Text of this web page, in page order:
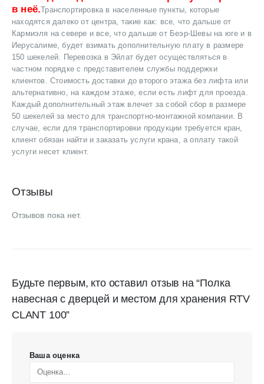
в неё.Транспортировка в населенные пункты, которые
находятся далеко от центра, такие как: все, что дальше от
Кармиэля на севере и все, что дальше от Беэр-Шевы на юге и в
Иерусалиме, будет взимать дополнительную плату в размере
150 шекелей. Перевозка в Эйлат будет осуществляться в
частном порядке с представителем службы поддержки
клиентов. Стоимость доставки до второго этажа без лифта или
альтернативно, на каждом этаже, если есть лифт для проезда.
Каждый дополнительный этаж влечет за собой сбор в размере
50 шекелей за место для транспортно-монтажной компании. В
случае, если для транспортировки продукции требуется кран,
клиент обязан найти и заказать услуги крана, а оплату такой
услуги несет клиент.
Отзывы
Отзывов пока нет.
Будьте первым, кто оставил отзыв на “Полка
навесная с дверцей и местом для хранения RTV
CLANT 100”
Ваша оценка